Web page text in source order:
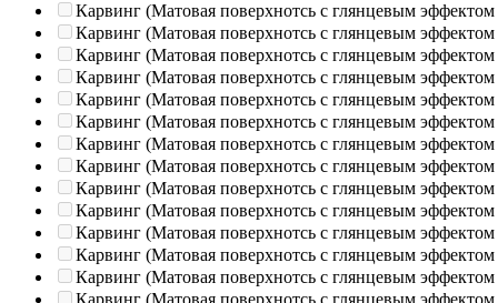
Карвинг (Матовая поверхнотсь с глянцевым эффектом
Карвинг (Матовая поверхнотсь с глянцевым эффектом
Карвинг (Матовая поверхнотсь с глянцевым эффектом
Карвинг (Матовая поверхнотсь с глянцевым эффектом
Карвинг (Матовая поверхнотсь с глянцевым эффектом
Карвинг (Матовая поверхнотсь с глянцевым эффектом
Карвинг (Матовая поверхнотсь с глянцевым эффектом
Карвинг (Матовая поверхнотсь с глянцевым эффектом
Карвинг (Матовая поверхнотсь с глянцевым эффектом
Карвинг (Матовая поверхнотсь с глянцевым эффектом
Карвинг (Матовая поверхнотсь с глянцевым эффектом
Карвинг (Матовая поверхнотсь с глянцевым эффектом
Карвинг (Матовая поверхнотсь с глянцевым эффектом